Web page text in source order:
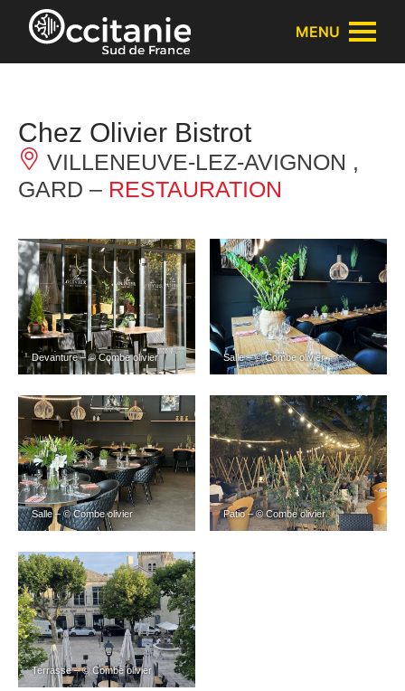
Panneau de gestion des cookies
MENU
Chez Olivier Bistrot
VILLENEUVE-LEZ-AVIGNON ,
GARD – RESTAURATION
Devanture – © Combe olivier Salle – © Combe olivier
Salle – © Combe olivier Patio – © Combe olivier
Terrasse – © Combe olivier